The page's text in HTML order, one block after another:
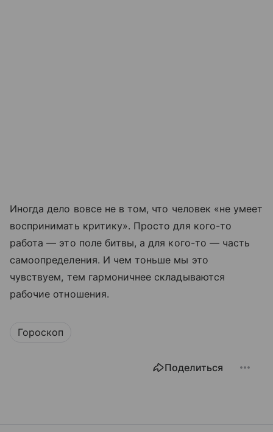
Иногда дело вовсе не в том, что человек «не умеет
воспринимать критику». Просто для кого-то
работа — это поле битвы, а для кого-то — часть
самоопределения. И чем тоньше мы это
чувствуем, тем гармоничнее складываются
рабочие отношения.
Гороскоп
Поделиться